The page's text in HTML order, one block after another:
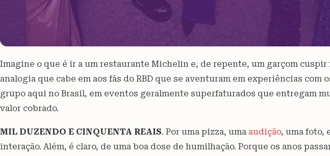
Imagine o que é ir a um restaurante Michelin e, de repente, um garçom cuspir
analogia que cabe em aos fãs do RBD que se aventuram em experiências com
grupo aqui no Brasil, em eventos geralmente superfaturados que entregam
valor cobrado.
MIL DUZENDO E CINQUENTA REAIS. Por uma pizza, uma audição, uma foto,
interação. Além, é claro, de uma boa dose de humilhação. Porque os anos